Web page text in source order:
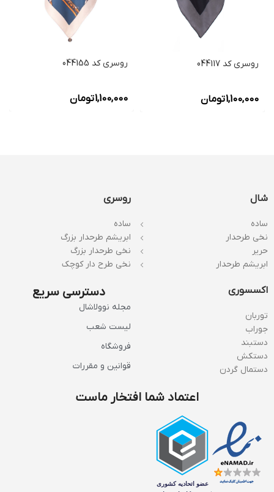
روسری کد 044117
1,100,000تومان
روسری کد 044155
1,100,000تومان
شال
ساده
نخی طرحدار
حریر
ابریشم طرحدار
روسری
ساده
ابریشم طرحدار بزرگ
نخی طرحدار بزرگ
نخی طرح دار کوچک
اکسسوری
توربان
جوراب
دستبند
دستکش
دستمال گردن
دسترسی سریع
مجله نوولاشال
لیست شعب
فروشگاه
قوانین و مقررات
اعتماد شما افتخار ماست